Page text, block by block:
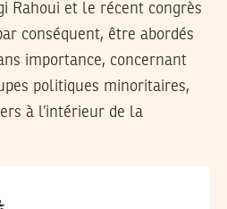
Rahoui et le récent congrès
conséquent, être abordés
importance, concernant
politiques minoritaires,
à l’intérieur de la